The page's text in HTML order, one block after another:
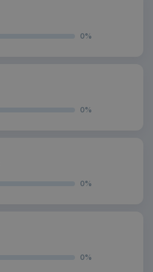
0%
0%
0%
0%